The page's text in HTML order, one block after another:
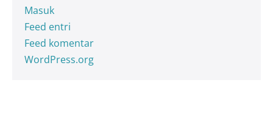
Masuk
Feed entri
Feed komentar
WordPress.org